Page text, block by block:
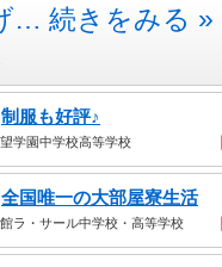
… 続きをみる »
制服も好評♪
学園中学校高等学校
全国唯一の大部屋寮生活
ラ・サール中学校・高等学校